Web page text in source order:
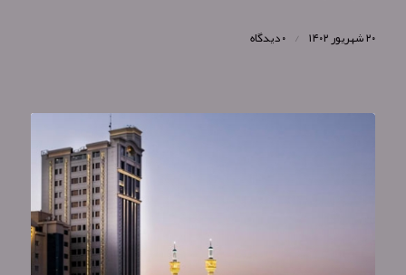
۲۰ شهریور ۱۴۰۲ / ۰ دیدگاه